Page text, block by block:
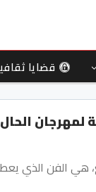
قضايا
لمهرجان
هي الفن الذي